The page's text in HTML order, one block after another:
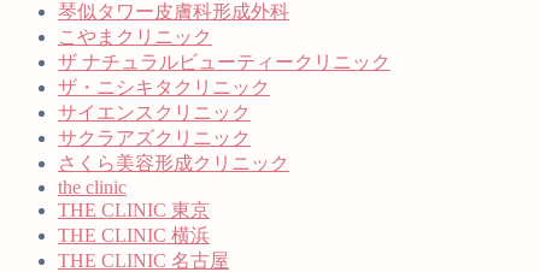
琴似タワー皮膚科形成外科
こやまクリニック
ザ ナチュラルビューティークリニック
ザ・ニシキタクリニック
サイエンスクリニック
サクラアズクリニック
さくら美容形成クリニック
the clinic
THE CLINIC 東京
THE CLINIC 横浜
THE CLINIC 名古屋